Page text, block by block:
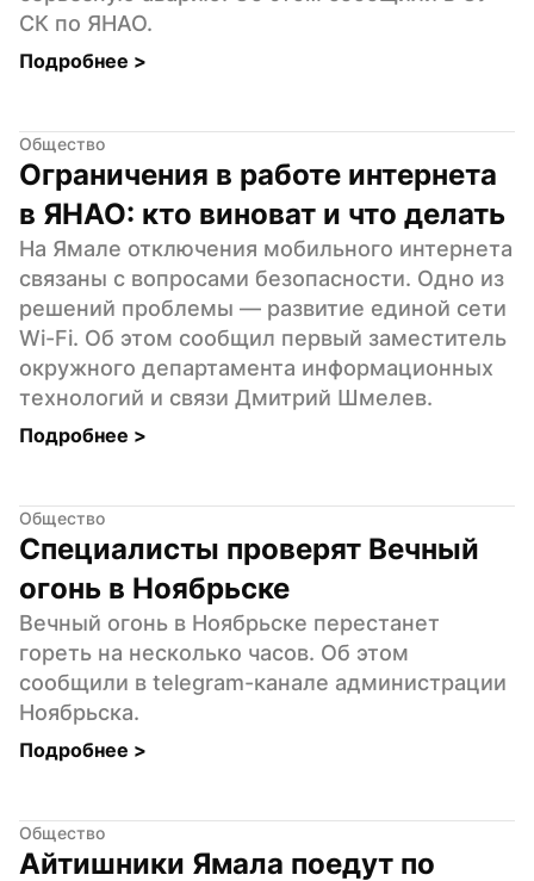
СК по ЯНАО.
Подробнее >
Общество
Ограничения в работе интернета
в ЯНАО: кто виноват и что делать
На Ямале отключения мобильного интернета
связаны с вопросами безопасности. Одно из
решений проблемы — развитие единой сети
Wi-Fi. Об этом сообщил первый заместитель
окружного департамента информационных
технологий и связи Дмитрий Шмелев.
Подробнее >
Общество
Специалисты проверят Вечный
огонь в Ноябрьске
Вечный огонь в Ноябрьске перестанет
гореть на несколько часов. Об этом
сообщили в telegram-канале администрации
Ноябрьска.
Подробнее >
Общество
Айтишники Ямала поедут по